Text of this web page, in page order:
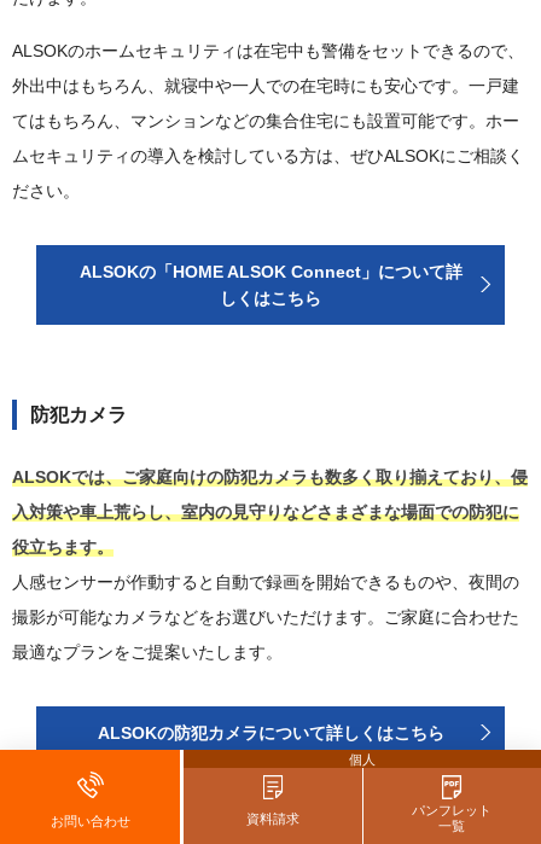
ALSOKのホームセキュリティは在宅中も警備をセットできるので、
外出中はもちろん、就寝中や一人での在宅時にも安心です。一戸建
てはもちろん、マンションなどの集合住宅にも設置可能です。ホー
ムセキュリティの導入を検討している方は、ぜひALSOKにご相談く
ださい。
ALSOKの「HOME ALSOK Connect」について詳
しくはこちら
防犯カメラ
ALSOKでは、ご家庭向けの防犯カメラも数多く取り揃えており、侵
入対策や車上荒らし、室内の見守りなどさまざまな場面での防犯に
役立ちます。
人感センサーが作動すると自動で録画を開始できるものや、夜間の
撮影が可能なカメラなどをお選びいただけます。ご家庭に合わせた
最適なプランをご提案いたします。
ALSOKの防犯カメラについて詳しくはこちら
お問い合わせ
個人
資料請求
パンフレット
一覧